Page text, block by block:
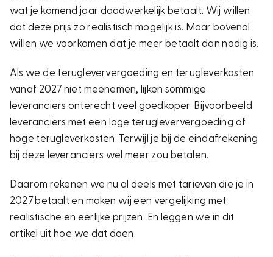
wat je komend jaar daadwerkelijk betaalt. Wij willen
dat deze prijs zo realistisch mogelijk is. Maar bovenal
willen we voorkomen dat je meer betaalt dan nodig is.
Als we de terugleververgoeding en terugleverkosten
vanaf 2027 niet meenemen, lijken sommige
leveranciers onterecht veel goedkoper. Bijvoorbeeld
leveranciers met een lage terugleververgoeding of
hoge terugleverkosten. Terwijl je bij de eindafrekening
bij deze leveranciers wel meer zou betalen.
Daarom rekenen we nu al deels met tarieven die je in
2027 betaalt en maken wij een vergelijking met
realistische en eerlijke prijzen. En leggen we in dit
artikel uit hoe we dat doen.